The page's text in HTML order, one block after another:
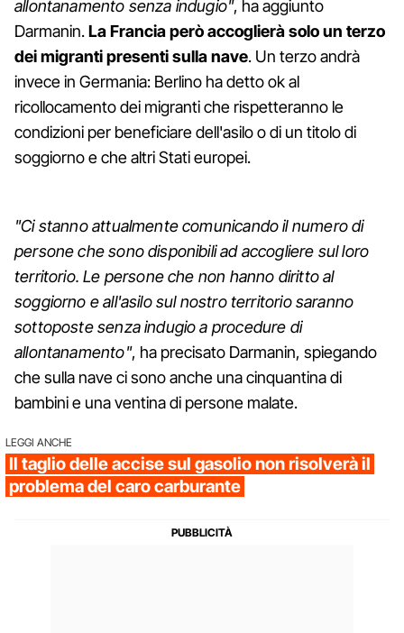
allontanamento senza indugio", ha aggiunto
Darmanin.La Francia però accoglierà solo un terzo
dei migranti presenti sulla nave. Un terzo andrà
invece in Germania: Berlino ha detto ok al
ricollocamento dei migranti che rispetteranno le
condizioni per beneficiare dell'asilo o di un titolo di
soggiorno e che altri Stati europei.
"Ci stanno attualmente comunicando il numero di
persone che sono disponibili ad accogliere sul loro
territorio. Le persone che non hanno diritto al
soggiorno e all'asilo sul nostro territorio saranno
sottoposte senza indugio a procedure di
allontanamento", ha precisato Darmanin, spiegando
che sulla nave ci sono anche una cinquantina di
bambini e una ventina di persone malate.
LEGGI ANCHE
Il taglio delle accise sul gasolio non risolverà il
problema del caro carburante